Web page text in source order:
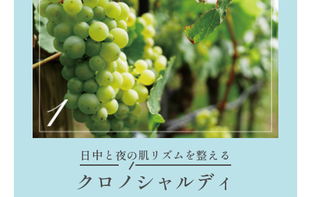
日中と夜の肌リズムを整える
クロノシャルディ